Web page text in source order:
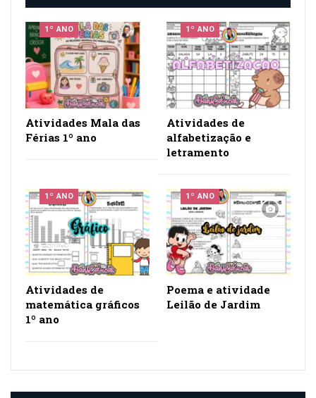
1º ANO
Atividades Mala das
Férias 1º ano
1º ANO
Atividades de
alfabetização e
letramento
1º ANO
Atividades de
matemática gráficos
1º ano
1º ANO
Poema e atividade
Leilão de Jardim